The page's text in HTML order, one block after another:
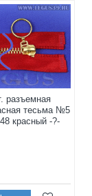
разъемная
тесьма №5
красный -?-